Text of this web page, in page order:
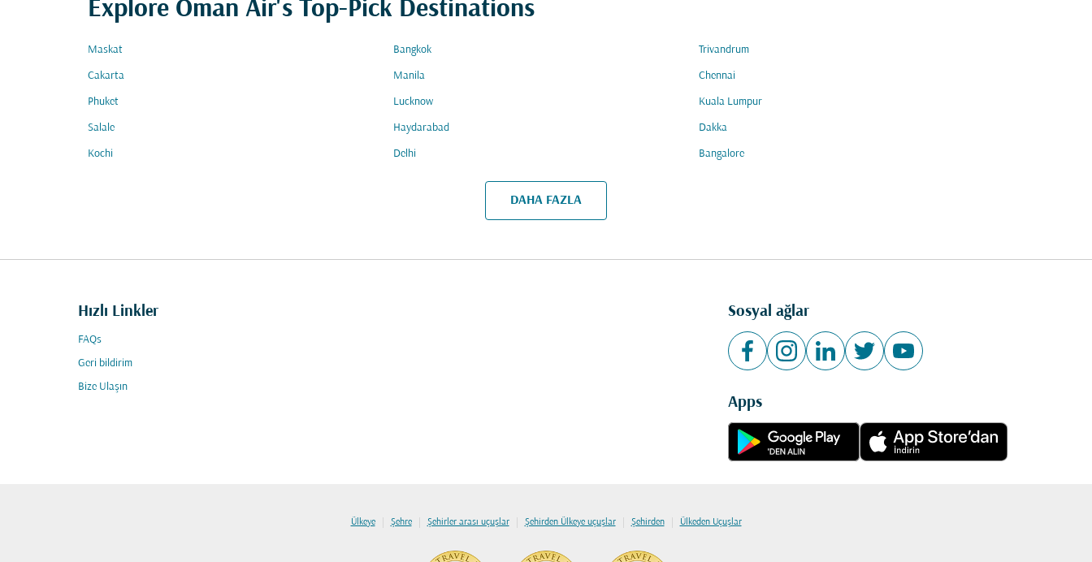
Explore Oman Air's Top-Pick Destinations
Maskat Bangkok Trivandrum
Cakarta Manila Chennai
Phuket Lucknow Kuala Lumpur
Salale Haydarabad Dakka
Kochi Delhi Bangalore
DAHA FAZLA
Hızlı Linkler
FAQs
Geri bildirim
Bize Ulaşın
Sosyal ağlar
Apps
Ülkeye | Şehre | Şehirler arası uçuşlar | Şehirden Ülkeye uçuşlar | Şehirden | Ülkeden Uçuşlar